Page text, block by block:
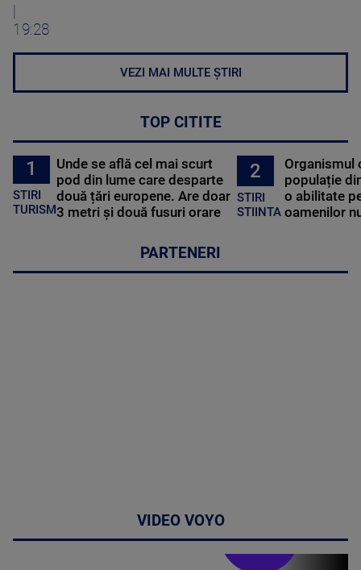
19:28
VEZI MAI MULTE ȘTIRI
TOP CITITE
1
STIRI
TURISM
Unde se află cel mai scurt
pod din lume care desparte
două țări europene. Are doar
3 metri și două fusuri orare
2
STIRI
STIINTA
Organismul
populație
o abilitate
oamenilor
PARTENERI
VIDEO VOYO